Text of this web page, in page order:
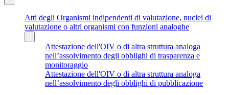
Atti degli Organismi indipendenti di valutazione, nuclei di
valutazione o altri organismi con funzioni analoghe
Attestazione dell'OIV o di altra struttura analoga
nell’assolvimento degli obblighi di trasparenza e
monitoraggio
Attestazione dell'OIV o di altra struttura analoga
nell’assolvimento degli obblighi di pubblicazione